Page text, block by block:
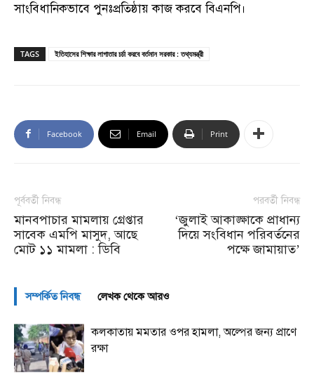
সাংবিধানিকভাবে পুনঃপ্রতিষ্ঠায় কাজ করবে বিএনপি।
TAGS ইতিহাসের শিক্ষার লাগাতার চর্চা করবে বর্তমান সরকার : তথ্যমন্ত্রী
Facebook Email Print
পূর্ববর্তী নিবন্ধ
মানবপাচার মামলায় গ্রেপ্তার
সাবেক এমপি মাসুদ, আছে
মোট ১১ মামলা : ডিবি
পরবর্তী নিবন্ধ
‘জুলাই আকাঙ্ক্ষাকে প্রাধান্য
দিয়ে সংবিধান পরিবর্তনের
পক্ষে জামায়াত’
সম্পর্কিত নিবন্ধ লেখক থেকে আরও
কলকাতায় মমতার ওপর হামলা, অল্পের জন্য প্রাণে
রক্ষা